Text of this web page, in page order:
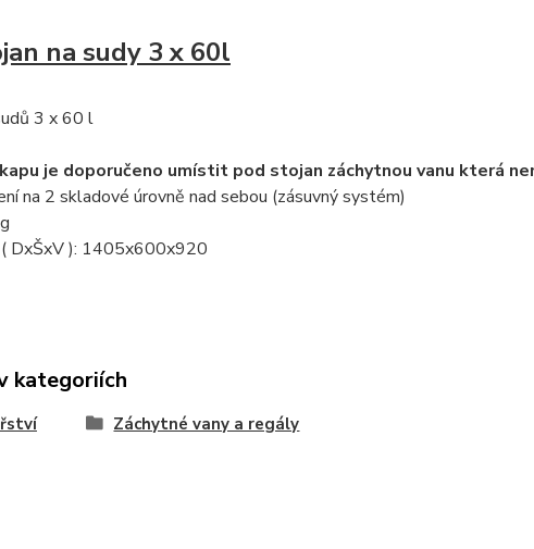
na sudy 3 x 60l
3 x 60 l
je doporučeno umístit pod stojan záchytnou vanu která
na 2 skladové úrovně nad sebou (zásuvný systém)
DxŠxV ): 1405x600x920
kategoriích
Záchytné vany a regály